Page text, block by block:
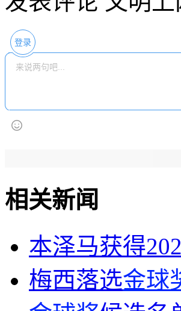
登录
相关新闻
本泽马获得
梅西落选金球